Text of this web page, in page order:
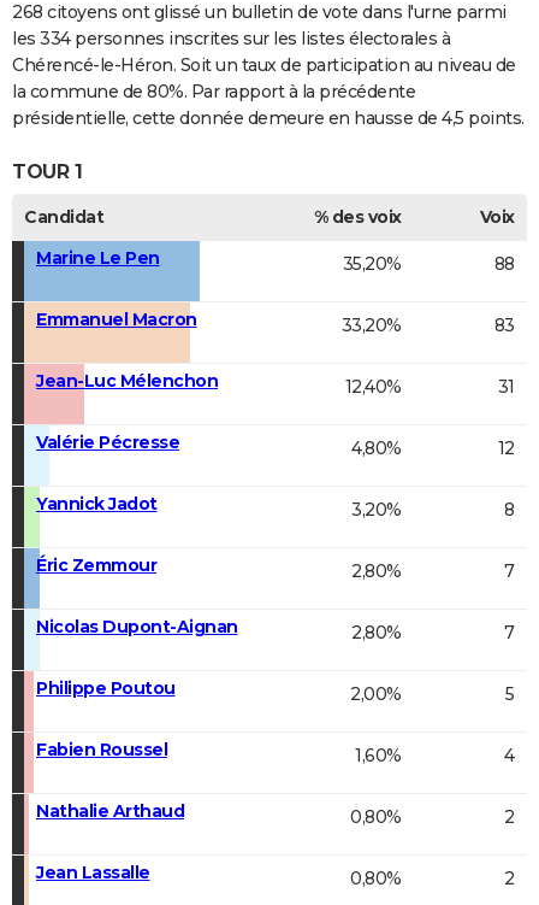
268 citoyens ont glissé un bulletin de vote dans l'urne parmi
les 334 personnes inscrites sur les listes électorales à
Chérencé-le-Héron. Soit un taux de participation au niveau de
la commune de 80%. Par rapport à la précédente
présidentielle, cette donnée demeure en hausse de 4,5 points.
TOUR 1
Candidat % des voix
Voix
Marine Le Pen
35,20% 88
Emmanuel Macron 33,20% 83
Jean-Luc Mélenchon 12,40% 31
Valérie Pécresse 4,80% 12
Yannick Jadot 3,20% 8
Éric Zemmour 2,80% 7
Nicolas Dupont-Aignan 2,80% 7
Philippe Poutou 2,00% 5
Fabien Roussel 1,60% 4
Nathalie Arthaud 0,80% 2
Jean Lassalle 0,80% 2